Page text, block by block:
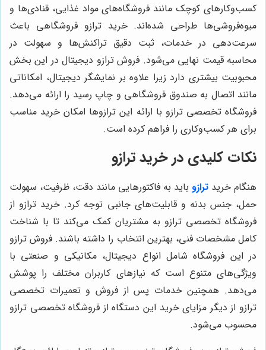
کسب‌وکارهای کوچک مانند فروشگاه‌های مواد غذایی، قنادی‌ها و
میوه‌فروشی‌ها طراحی شده‌اند. خرید ترازو فروشگاهی باعث
سرعت‌دهی در خدمات، ثبت دقیق تراکنش‌ها و سهولت در
محاسبه قیمت نهایی می‌شود. فروش ترازو دیجیتال در این بخش
محبوبیت بیشتری دارد زیرا علاوه بر نمایشگر دیجیتال، امکاناتی
مانند اتصال به صندوق فروشگاهی و چاپ رسید را ارائه می‌دهد.
فروشگاه تخصصی ترازو با ارائه این ترازوها امکان خرید مناسب
برای هر کسب‌وکاری را فراهم کرده است.
نکات کلیدی در خرید ترازو
هنگام خرید ترازو باید به فاکتورهایی مانند دقت، ظرفیت، سهولت
حمل، جنس بدنه و قابلیت‌های جانبی توجه کرد. خرید ترازو از
فروشگاه تخصصی ترازو به مشتریان کمک می‌کند تا با شناخت
کامل مشخصات فنی، بهترین انتخاب را داشته باشند. فروش ترازو
در این فروشگاه شامل انواع دیجیتال، مکانیکی و صنعتی با
ویژگی‌های متنوع است که نیازهای کاربران مختلف را پوشش
می‌دهد. همچنین خدمات پس از فروش و تعمیرات تخصصی
ترازو از دیگر مزایای خرید این دستگاه از فروشگاه تخصصی ترازو
محسوب می‌شود.